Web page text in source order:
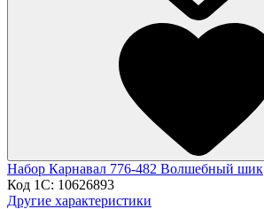
Набор Карнавал 776-482 Волшебный шик
Код 1С: 10626893
Другие характеристики